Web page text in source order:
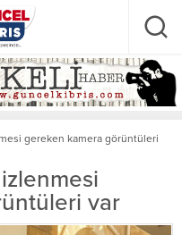
gereken kamera görüntüleri
var